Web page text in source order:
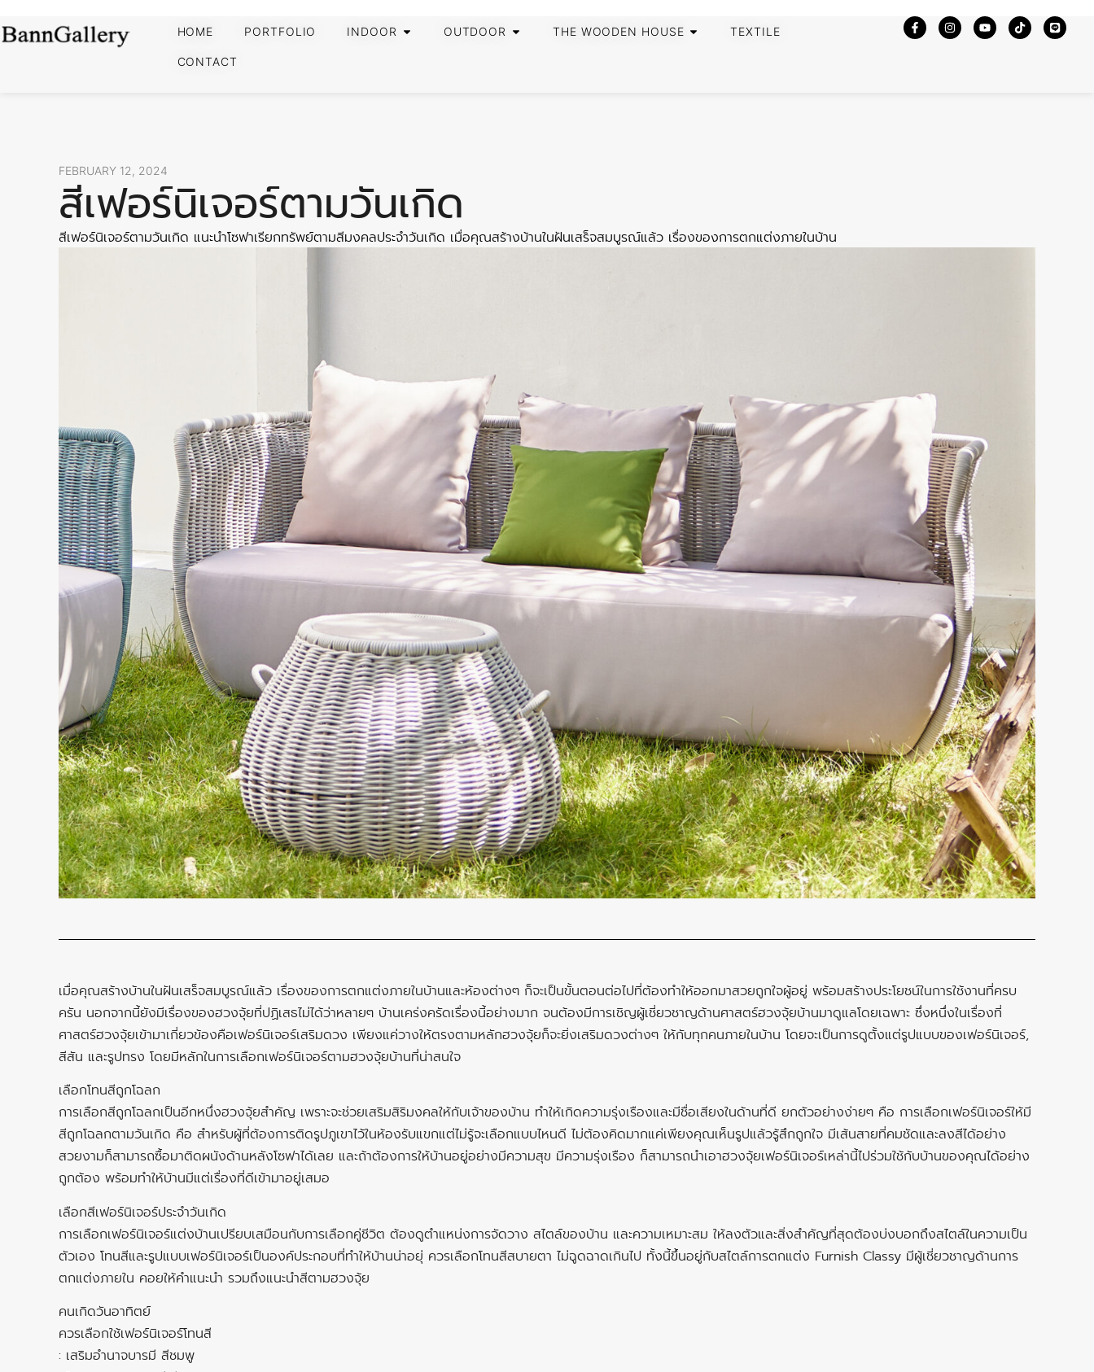
HOME PORTFOLIO INDOOR OUTDOOR THE WOODEN HOUSE TEXTILE
CONTACT
FEBRUARY 12, 2024
สีเฟอร์นิเจอร์ตามวันเกิด
สีเฟอร์นิเจอร์ตามวันเกิด แนะนำโซฟาเรียกทรัพย์ตามสีมงคลประจำวันเกิด เมื่อคุณสร้างบ้านในฝันเสร็จสมบูรณ์แล้ว เรื่องของการตกแต่งภายในบ้าน
เมื่อคุณสร้างบ้านในฝันเสร็จสมบูรณ์แล้ว เรื่องของการตกแต่งภายในบ้านและห้องต่างๆ ก็จะเป็นขั้นตอนต่อไปที่ต้องทำให้ออกมาสวยถูกใจผู้อยู่ พร้อมสร้างประโยชน์ในการใช้งานที่ครบ
ครัน นอกจากนี้ยังมีเรื่องของฮวงจุ้ยที่ปฏิเสธไม่ได้ว่าหลายๆ บ้านเคร่งครัดเรื่องนี้อย่างมาก จนต้องมีการเชิญผู้เชี่ยวชาญด้านศาสตร์ฮวงจุ้ยบ้านมาดูแลโดยเฉพาะ ซึ่งหนึ่งในเรื่องที่
ศาสตร์ฮวงจุ้ยเข้ามาเกี่ยวข้องคือเฟอร์นิเจอร์เสริมดวง เพียงแค่วางให้ตรงตามหลักฮวงจุ้ยก็จะยิ่งเสริมดวงต่างๆ ให้กับทุกคนภายในบ้าน โดยจะเป็นการดูตั้งแต่รูปแบบของเฟอร์นิเจอร์,
สีสัน และรูปทรง โดยมีหลักในการเลือกเฟอร์นิเจอร์ตามฮวงจุ้ยบ้านที่น่าสนใจ
เลือกโทนสีถูกโฉลก
การเลือกสีถูกโฉลกเป็นอีกหนึ่งฮวงจุ้ยสำคัญ เพราะจะช่วยเสริมสิริมงคลให้กับเจ้าของบ้าน ทำให้เกิดความรุ่งเรืองและมีชื่อเสียงในด้านที่ดี ยกตัวอย่างง่ายๆ คือ การเลือกเฟอร์นิเจอร์ให้มี
สีถูกโฉลกตามวันเกิด คือ สำหรับผู้ที่ต้องการติดรูปภูเขาไว้ในห้องรับแขกแต่ไม่รู้จะเลือกแบบไหนดี ไม่ต้องคิดมากแค่เพียงคุณเห็นรูปแล้วรู้สึกถูกใจ มีเส้นสายที่คมชัดและลงสีได้อย่าง
สวยงามก็สามารถซื้อมาติดผนังด้านหลังโซฟาได้เลย และถ้าต้องการให้บ้านอยู่อย่างมีความสุข มีความรุ่งเรือง ก็สามารถนำเอาฮวงจุ้ยเฟอร์นิเจอร์เหล่านี้ไปร่วมใช้กับบ้านของคุณได้อย่าง
ถูกต้อง พร้อมทำให้บ้านมีแต่เรื่องที่ดีเข้ามาอยู่เสมอ
เลือกสีเฟอร์นิเจอร์ประจำวันเกิด
การเลือกเฟอร์นิเจอร์แต่งบ้านเปรียบเสมือนกับการเลือกคู่ชีวิต ต้องดูตำแหน่งการจัดวาง สไตล์ของบ้าน และความเหมาะสม ให้ลงตัวและสิ่งสำคัญที่สุดต้องบ่งบอกถึงสไตล์ในความเป็น
ตัวเอง โทนสีและรูปแบบเฟอร์นิเจอร์เป็นองค์ประกอบที่ทำให้บ้านน่าอยุ่ ควรเลือกโทนสีสบายตา ไม่ฉูดฉาดเกินไป ทั้งนี้ขึ้นอยู่กับสไตล์การตกแต่ง Furnish Classy มีผู้เชี่ยวชาญด้านการ
ตกแต่งภายใน คอยให้คำแนะนำ รวมถึงแนะนำสีตามฮวงจุ้ย
คนเกิดวันอาทิตย์
ควรเลือกใช้เฟอร์นิเจอร์โทนสี
: เสริมอำนาจบารมี สีชมพู